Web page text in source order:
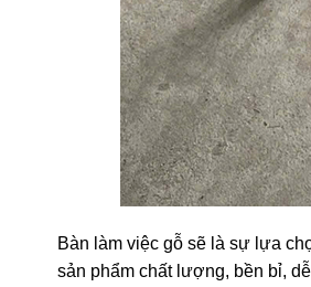
Bàn làm việc gỗ sẽ là sự lựa
sản phẩm chất lượng, bền bỉ,